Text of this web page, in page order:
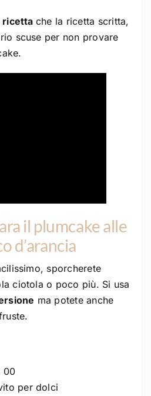
ricetta che la ricetta scritta,
scuse per non provare
il plumcake alle
d’arancia
sporcherete
ciotola o poco più. Si usa
ma potete anche
00
per dolci